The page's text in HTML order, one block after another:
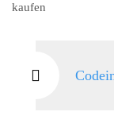
kaufen